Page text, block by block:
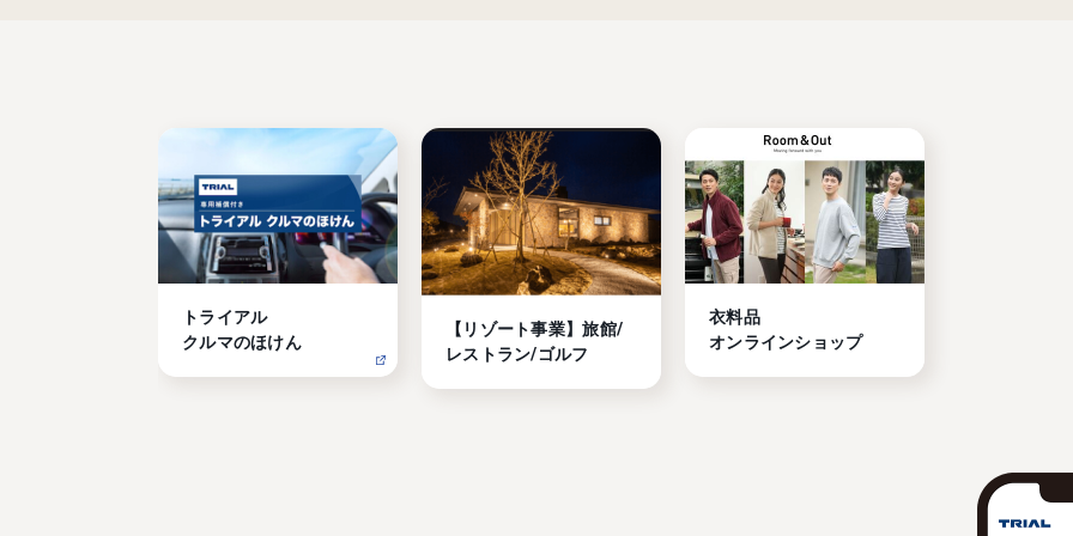
トライアル
クルマのほけん
【リゾート事業】旅館/
レストラン/ゴルフ
衣料品
オンラインショップ